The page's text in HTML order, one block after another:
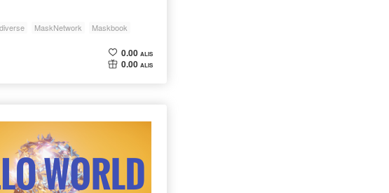
MaskNetwork
Maskbook
0.00 ALIS
0.00 ALIS